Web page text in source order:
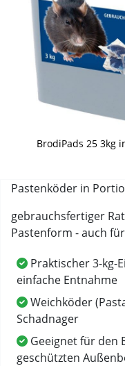
BrodiPads 25 3kg
Pastenköder in
gebrauchsfertiger
Pastenform - auch
Praktischer 3-kg-
einfache Entnahme
Weichköder
Schadnager
Geeignet für den
geschützten